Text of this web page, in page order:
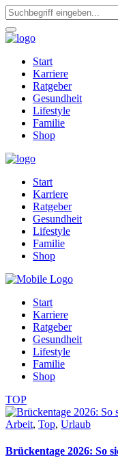
Start
Karriere
Ratgeber
Gesundheit
Lifestyle
Familie
Shop
Start
Karriere
Ratgeber
Gesundheit
Lifestyle
Familie
Shop
Start
Karriere
Ratgeber
Gesundheit
Lifestyle
Familie
Shop
TOP
Arbeit, Top, Urlaub
Brückentage 2026: So